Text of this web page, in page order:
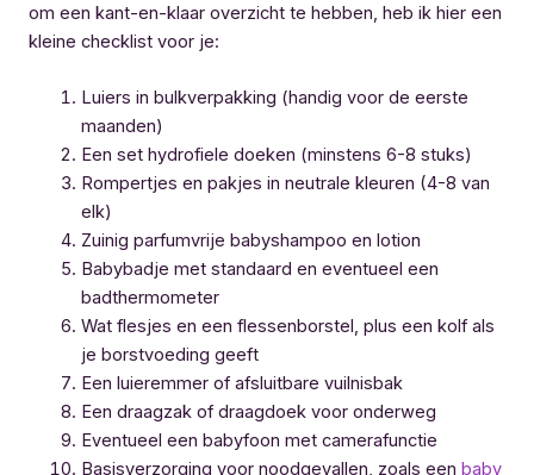
om een kant-en-klaar overzicht te hebben, heb ik hier een
kleine checklist voor je:
Luiers in bulkverpakking (handig voor de eerste
maanden)
Een set hydrofiele doeken (minstens 6-8 stuks)
Rompertjes en pakjes in neutrale kleuren (4-8 van
elk)
Zuinig parfumvrije babyshampoo en lotion
Babybadje met standaard en eventueel een
badthermometer
Wat flesjes en een flessenborstel, plus een kolf als
je borstvoeding geeft
Een luieremmer of afsluitbare vuilnisbak
Een draagzak of draagdoek voor onderweg
Eventueel een babyfoon met camerafunctie
Basisverzorging voor noodgevallen, zoals een baby